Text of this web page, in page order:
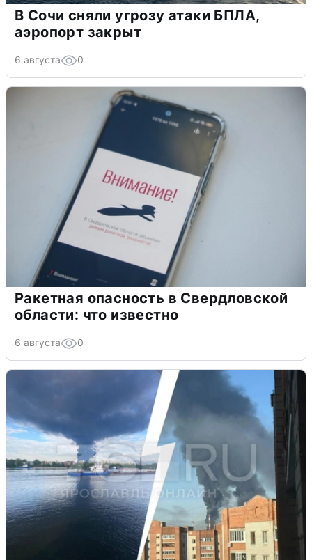
В Сочи сняли угрозу атаки БПЛА,
аэропорт закрыт
6 августа 0
Ракетная опасность в Свердловской
области: что известно
6 августа 0